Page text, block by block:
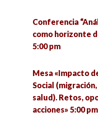
Presentación de
esparcimiento
Espacios de
Regional de
Ante el COVID-19
Conferencia
como horizonte
5:00 pm
Mesa «Impacto
Social
salud). Retos,
acciones» 5:00 pm